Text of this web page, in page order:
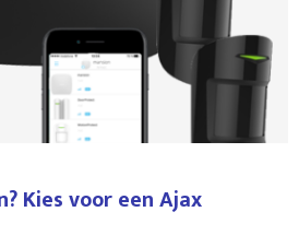
Kies voor een Ajax